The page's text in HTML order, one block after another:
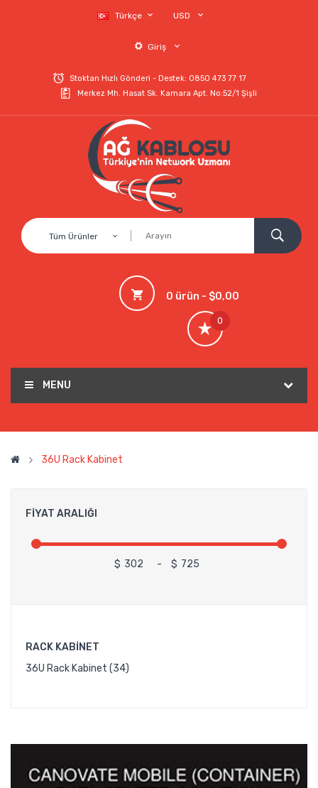
Türkçe USD
Giriş
Stoktan Hızlı Gönderi - Destek: 0850 473 77 17
Merkez Mh. Hasat Sk. Kamara Apt. No:52/1 Şişli
Tüm Ürünler
0 ürün - $0,00
0
MENU
36U Rack Kabinet
FIYAT ARALIĞI
$ - $
RACK KABINET
36U Rack Kabinet (34)